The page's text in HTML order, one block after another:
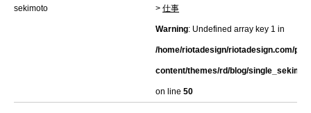
sekimoto > 仕事
Warning: Undefined array key 1 in
/home/riotadesign/riotadesign.com/
content/themes/rd/blog/
on line 50